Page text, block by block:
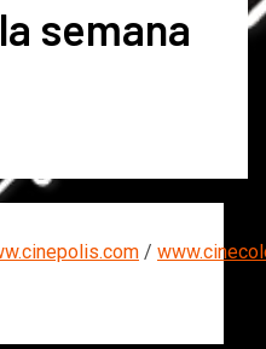
semana
/